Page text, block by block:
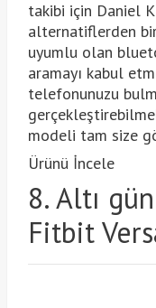
takibi için Daniel
alternatiflerden
uyumlu olan
aramayı kabul
telefonunuzu
modeli tam size
Ürünü İncele
8. Altı
Fitbit